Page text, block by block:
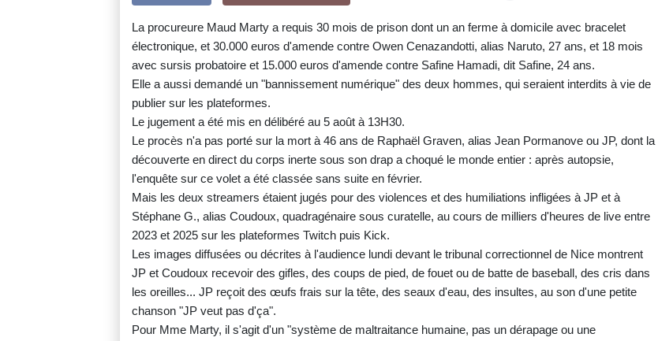
La procureure Maud Marty a requis 30 mois de prison dont un an ferme à domicile avec bracelet
électronique, et 30.000 euros d'amende contre Owen Cenazandotti, alias Naruto, 27 ans, et 18 mois
avec sursis probatoire et 15.000 euros d'amende contre Safine Hamadi, dit Safine, 24 ans.
Elle a aussi demandé un "bannissement numérique" des deux hommes, qui seraient interdits à vie de
publier sur les plateformes.
Le jugement a été mis en délibéré au 5 août à 13H30.
Le procès n'a pas porté sur la mort à 46 ans de Raphaël Graven, alias Jean Pormanove ou JP, dont la
découverte en direct du corps inerte sous son drap a choqué le monde entier : après autopsie,
l'enquête sur ce volet a été classée sans suite en février.
Mais les deux streamers étaient jugés pour des violences et des humiliations infligées à JP et à
Stéphane G., alias Coudoux, quadragénaire sous curatelle, au cours de milliers d'heures de live entre
2023 et 2025 sur les plateformes Twitch puis Kick.
Les images diffusées ou décrites à l'audience lundi devant le tribunal correctionnel de Nice montrent
JP et Coudoux recevoir des gifles, des coups de pied, de fouet ou de batte de baseball, des cris dans
les oreilles... JP reçoit des œufs frais sur la tête, des seaux d'eau, des insultes, au son d'une petite
chanson "JP veut pas d'ça".
Pour Mme Marty, il s'agit d'un "système de maltraitance humaine, pas un dérapage ou une